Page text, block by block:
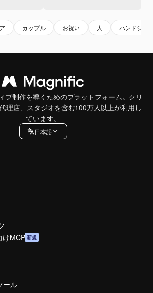
カップル お祝い 人 ハンドシェ
ブ制作を導くためのプラットフォーム。クリ
理店、スタジオを含む100万人以上が利用し
ています。
日本語
けMCP 新規
ール